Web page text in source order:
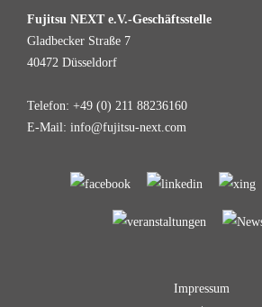
Fujitsu NEXT e.V.-Geschäftsstelle
Gladbecker Straße 7
40472 Düsseldorf
Telefon: +49 (0) 211 88236160
E-Mail: info@fujitsu-next.com
Impressum